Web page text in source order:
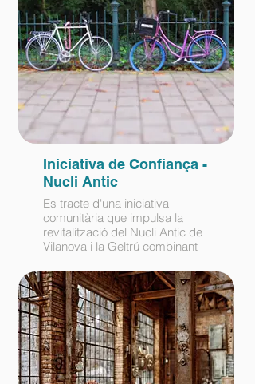
Iniciativa de Confiança -
Nucli Antic
Es tracte d'una iniciativa
comunitària que impulsa la
revitalització del Nucli Antic de
Vilanova i la Geltrú combinant
culturals i educatives per
enfortir el teixit comunitari i la
sostenibilitat local.